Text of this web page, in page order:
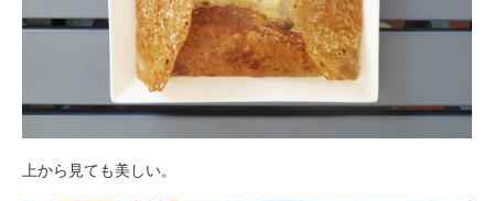
上から見ても美しい。